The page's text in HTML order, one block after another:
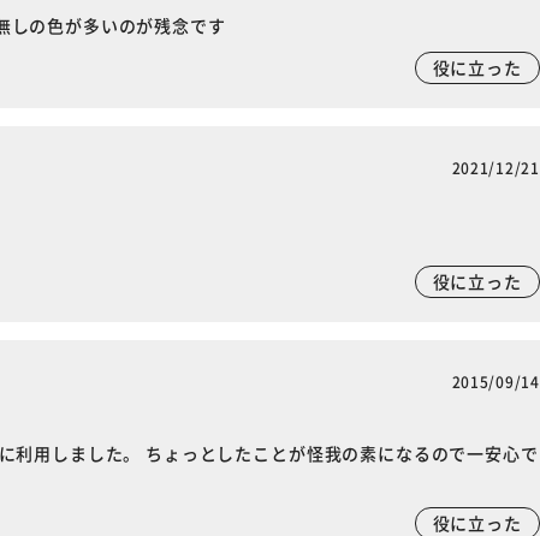
しの色が多いのが残念です
役に立った
2021/12/21
役に立った
2015/09/14
用しました。 ちょっとしたことが怪我の素になるので一安心で
役に立った